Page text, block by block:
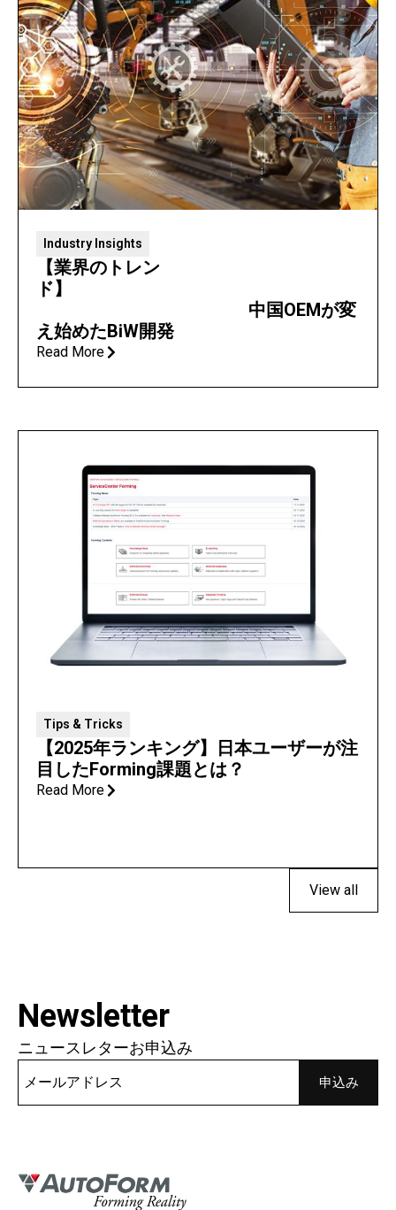
Industry Insights
【業界のトレン
ド】
中国OEMが変
え始めたBiW開発
Read More
Tips & Tricks
【2025年ランキング】日本ユーザーが注
目したForming課題とは？
Read More
View all
Newsletter
ニュースレターお申込み